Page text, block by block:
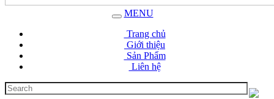
MENU
Trang chủ
Giới thiệu
Sản Phẩm
Liên hệ